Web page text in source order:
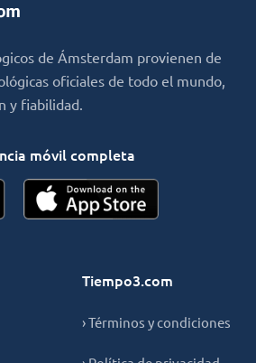
de Ámsterdam provienen de
oficiales de todo el mundo,
y fiabilidad.
móvil completa
Tiempo3.com
› Términos y condiciones